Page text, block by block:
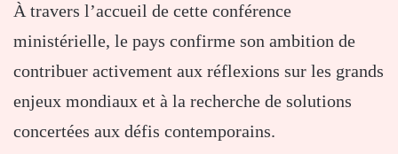
À travers l’accueil de cette conférence
ministérielle, le pays confirme son ambition de
contribuer activement aux réflexions sur les grands
enjeux mondiaux et à la recherche de solutions
concertées aux défis contemporains.